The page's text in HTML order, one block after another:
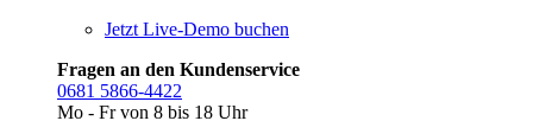
Jetzt Live-Demo buchen
Fragen an den Kundenservice
0681 5866-4422
Mo - Fr von 8 bis 18 Uhr